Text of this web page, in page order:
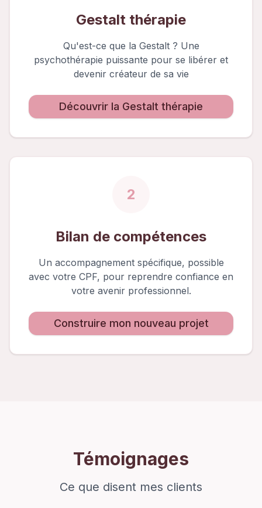
Gestalt thérapie
Qu'est-ce que la Gestalt ? Une
psychothérapie puissante pour se libérer et
devenir créateur de sa vie
Découvrir la Gestalt thérapie
2
Bilan de compétences
Un accompagnement spécifique, possible
avec votre CPF, pour reprendre confiance en
votre avenir professionnel.
Construire mon nouveau projet
Témoignages
Ce que disent mes clients